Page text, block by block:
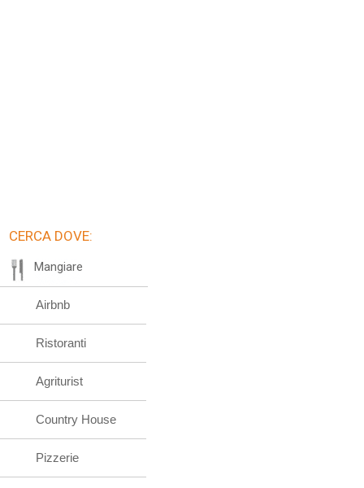
CERCA DOVE:
Mangiare
Airbnb
Ristoranti
Agriturist
Country House
Pizzerie